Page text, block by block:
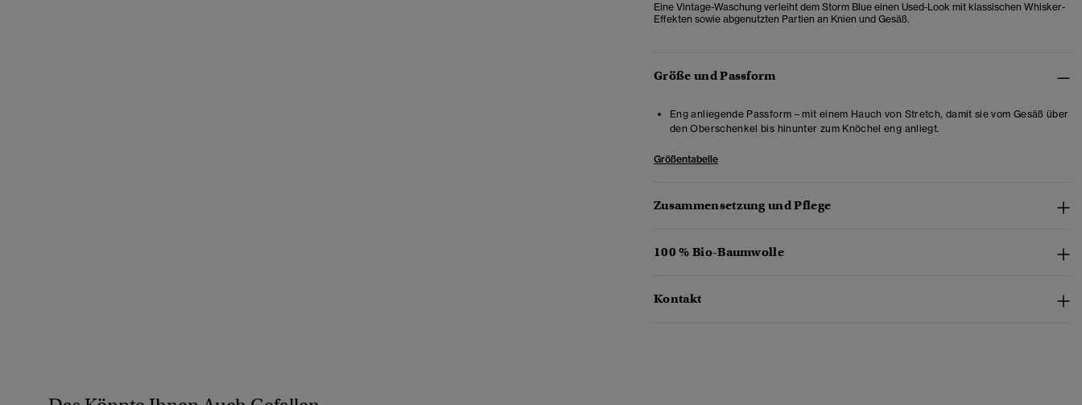
Eine Vintage-Waschung verleiht dem Storm Blue einen Used-Look mit klassischen Whisker-
Effekten sowie abgenutzten Partien an Knien und Gesäß.
Größe und Passform
Eng anliegende Passform – mit einem Hauch von Stretch, damit sie vom Gesäß über
den Oberschenkel bis hinunter zum Knöchel eng anliegt.
Größentabelle
Zusammensetzung und Pflege
100 % Bio-Baumwolle
Kontakt